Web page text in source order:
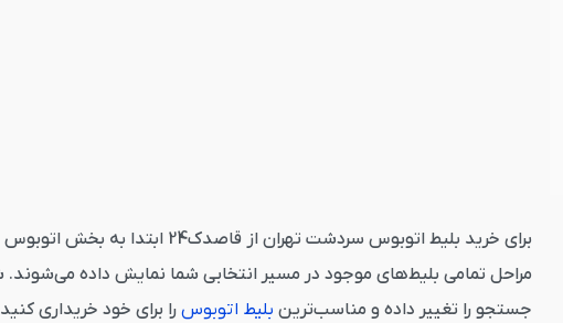
برای خرید بلیط اتوبوس
مراحل تمامی بلیط‌های موجود در مسیر انتخابی شما نمایش داده
جستجو را تغییر داده و مناسب‌ترین بلیط اتوبوس را برای خود خریداری کنید